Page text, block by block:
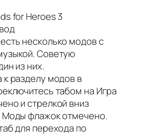
for Heroes 3
несколько модов с
Советую
из них.
разделу модов в
табом на Игра
и стрелкой вниз
Моды флажок отмечено.
для перехода по